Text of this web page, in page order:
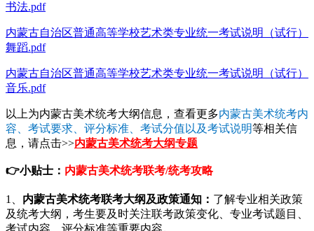
书法.pdf
内蒙古自治区普通高等学校艺术类专业统一考试说明（试行）
舞蹈.pdf
内蒙古自治区普通高等学校艺术类专业统一考试说明（试行）
音乐.pdf
以上为内蒙古美术统考大纲信息，查看更多内蒙古美术统考内
容、考试要求、评分标准、考试分值以及考试说明等相关信
息，请点击>>内蒙古美术统考大纲专题
👉小贴士： 内蒙古美术统考联考/统考攻略
1、 内蒙古美术统考联考大纲及政策通知： 了解专业相关政策
及统考大纲，考生要及时关注联考政策变化、专业考试题目、